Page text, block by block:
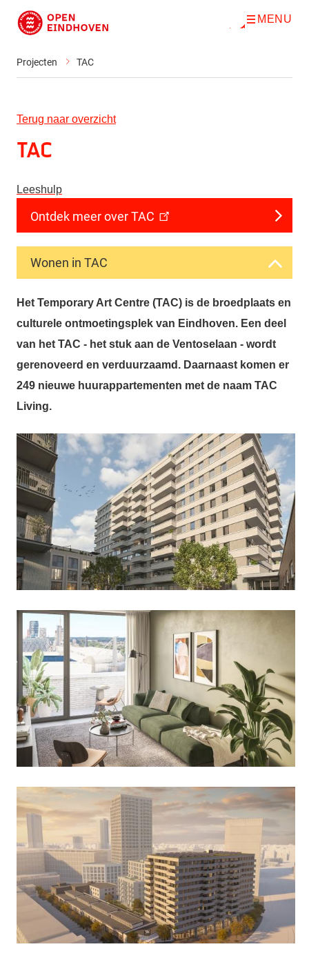
Direct naar de inhoud
O
MENU
Projecten TAC
Terug naar overzicht
TAC
Leeshulp
Ontdek meer over TAC
Wonen in TAC
Het Temporary Art Centre (TAC) is de broedplaats en
culturele ontmoetingsplek van Eindhoven. Een deel
van het TAC - het stuk aan de Ventoselaan - wordt
gerenoveerd en verduurzaamd. Daarnaast komen er
249 nieuwe huurappartementen met de naam TAC
Living.